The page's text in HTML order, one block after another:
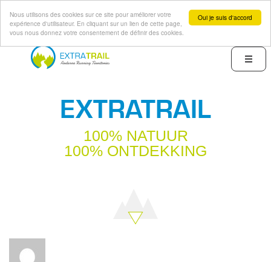
Oui je suis d'accord
Nous utilisons des cookies sur ce site pour améliorer votre
expérience d'utilisateur. En cliquant sur un lien de cette page,
vous nous donnez votre consentement de définir des cookies.
Overslaan
Menu
EXTRATRAIL
100% NATUUR
100% ONTDEKKING